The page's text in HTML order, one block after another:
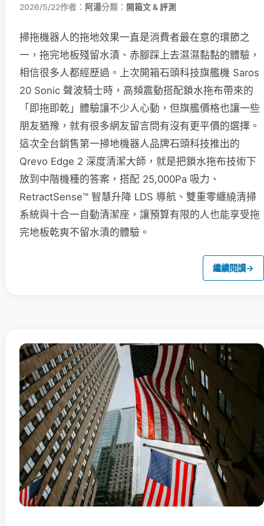
2026/5/22作者： 阿湯分類： 開箱文 & 評測
掃拖機器人的拖地效果一直是消費者最在意的環節之
一，拖完地板殘留水漬、赤腳踩上去濕濕黏黏的體驗，
相信很多人都經歷過。上次開箱石頭科技旗艦機 Saros
20 Sonic 聲波騎士時，高頻震動搭配鎖水拖布帶來的
「即拖即乾」體驗讓不少人心動，但旗艦價格也讓一些
朋友猶豫，就有很多網友留言問有沒有更平價的選擇。
這次全台銷售第一掃地機器人品牌石頭科技推出的
Qrevo Edge 2 深度清潔大師，就是把鎖水拖布技術下
放到中階機種的答案，搭配 25,000Pa 吸力、
RetractSense™ 智慧升降 LDS 導航、雙重零纏繞清掃
系統與十合一自動清潔座，讓預算有限的人也能享受拖
完地板乾爽不留水漬的體驗。
繼續閱讀→